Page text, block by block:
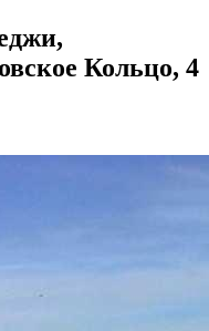
Кольцо, 4